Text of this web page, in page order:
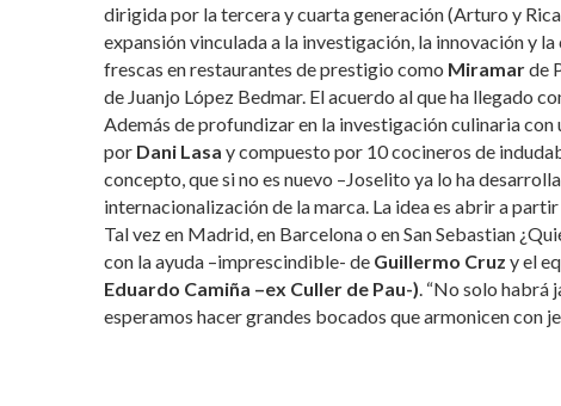
dirigida por la tercera y cuarta generación (Arturo y
expansión vinculada a la investigación, la innovación y
frescas en restaurantes de prestigio como Miramarde
de Juanjo López Bedmar. El acuerdo al que ha llegado
Además de profundizar en la investigación culinaria
por Dani Lasa y compuesto por 10 cocineros de
concepto, que si no es nuevo –Joselito ya lo ha
internacionalización de la marca. La idea es abrir a
Tal vez en Madrid, en Barcelona o en San Sebastian
con la ayuda –imprescindible- de Guillermo Cruz y el
Eduardo Camiña –ex Culler de Pau-). “No solo habrá
esperamos hacer grandes bocados que armonicen con